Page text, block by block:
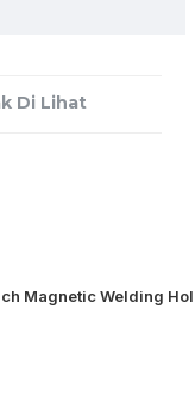
Di Lihat
Magnetic Welding